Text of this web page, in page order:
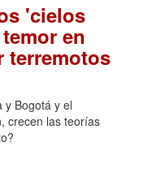
'cielos
en
terremotos
y Bogotá y el
crecen las teorías